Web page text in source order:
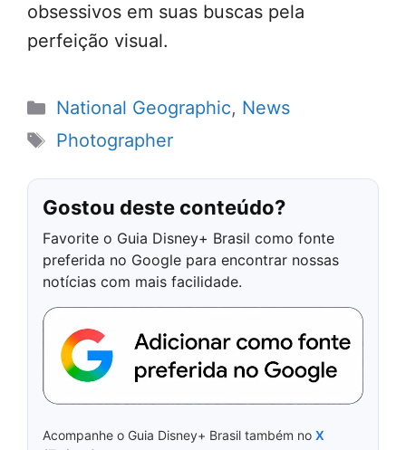
obsessivos em suas buscas pela
perfeição visual.
Categorias
National Geographic, News
Tags
Photographer
Gostou deste conteúdo?
Favorite o Guia Disney+ Brasil como fonte
preferida no Google para encontrar nossas
notícias com mais facilidade.
Acompanhe o Guia Disney+ Brasil também no X